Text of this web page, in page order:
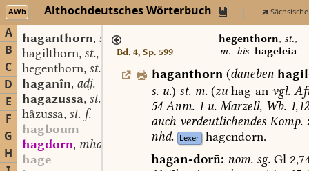
AWb Althochdeutsches Wörterbuch
A
B
C
D
E
F
G
H
haganthorn, st. m.
hagilthorn, st., m.
hegenthorn, st., m.
haganîn, adj.
hagazussa, st. f.
hâzussa, st. f.
hagboum
hagdorn, mhd. st. m.
hage
Bd. 4, Sp. 599
hegenthorn, st.,
m. bis hageleia
haganthorn (daneben
s.u.) st.m. (zuhag-an vgl.
54Anm.1u.Marzell, Wb.
auchverdeutlichendesKomp.
nhd. Lexer hagendorn.
hagan-dor: nom.sg.Gl